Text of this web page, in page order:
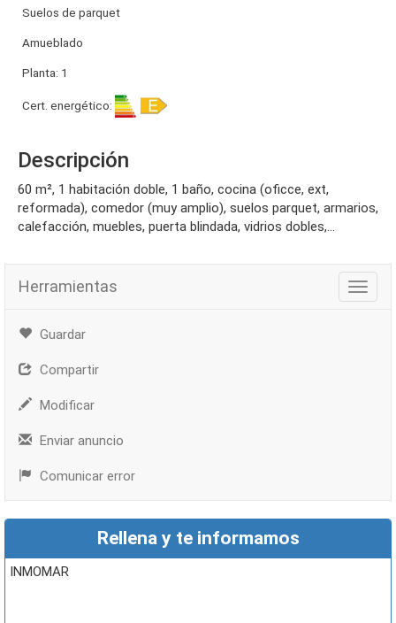
Suelos de parquet
Amueblado
Planta: 1
Cert. energético:
Descripción
60 m², 1 habitación doble, 1 baño, cocina (oficce, ext,
reformada), comedor (muy amplio), suelos parquet, armarios,
calefacción, muebles, puerta blindada, vidrios dobles,...
Herramientas
Guardar
Compartir
Modificar
Enviar anuncio
Comunicar error
Rellena y te informamos
INMOMAR